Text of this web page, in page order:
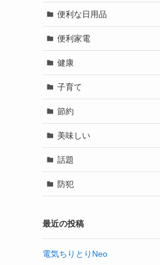
便利な日用品
便利家電
健康
子育て
節約
美味しい
話題
防犯
最近の投稿
電気ちりとりNeo